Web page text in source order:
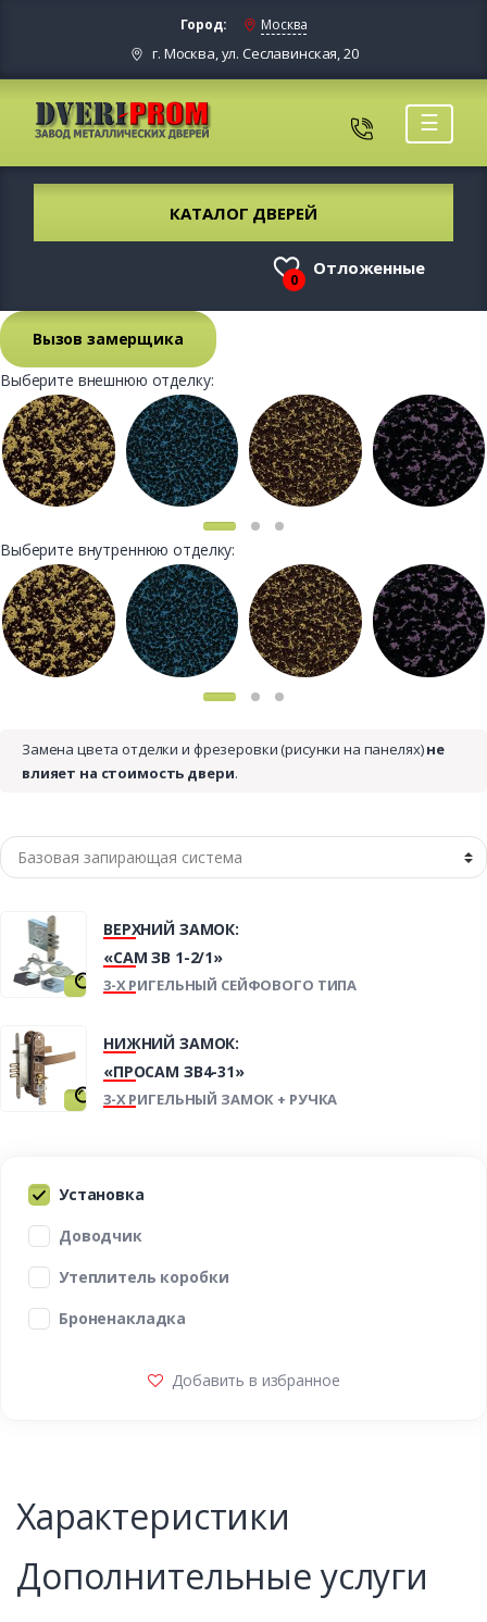
Город: Москва
г. Москва, ул. Сеславинская, 20
☰
КАТАЛОГ ДВЕРЕЙ
0
Отложенные
Вызов замерщика
Выберите внешнюю отделку:
Выберите внутреннюю отделку:
Замена цвета отделки и фрезеровки (рисунки на панелях)не
влияет на стоимость двери.
ВЕРХНИЙ ЗАМОК:
«САМ ЗВ 1-2/1»
3-Х РИГЕЛЬНЫЙ СЕЙФОВОГО ТИПА
НИЖНИЙ ЗАМОК:
«ПРОСАМ ЗВ4-31»
3-Х РИГЕЛЬНЫЙ ЗАМОК + РУЧКА
Установка
Доводчик
Утеплитель коробки
Броненакладка
Добавить в избранное
Характеристики
Дополнительные услуги